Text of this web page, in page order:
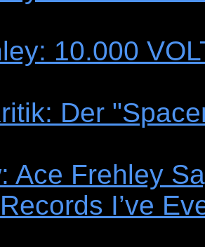
10.000
Der
Ace Frehley
I’ve